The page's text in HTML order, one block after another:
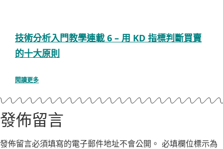
技術分析入門教學連載 6 – 用 KD 指標判斷買賣
的十大原則
閱讀更多
發佈留言
發佈留言必須填寫的電子郵件地址不會公開。 必填欄位標示為